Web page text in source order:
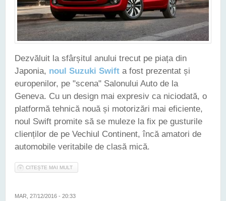
Dezvăluit la sfârșitul anului trecut pe piața din
Japonia, noul Suzuki Swift a fost prezentat și
europenilor, pe "scena" Salonului Auto de la
Geneva. Cu un design mai expresiv ca niciodată, o
platformă tehnică nouă și motorizări mai eficiente,
noul Swift promite să se muleze la fix pe gusturile
clienților de pe Vechiul Continent, încă amatori de
automobile veritabile de clasă mică.
CITEȘTE MAI MULT
MAR, 27/12/2016 - 20:33